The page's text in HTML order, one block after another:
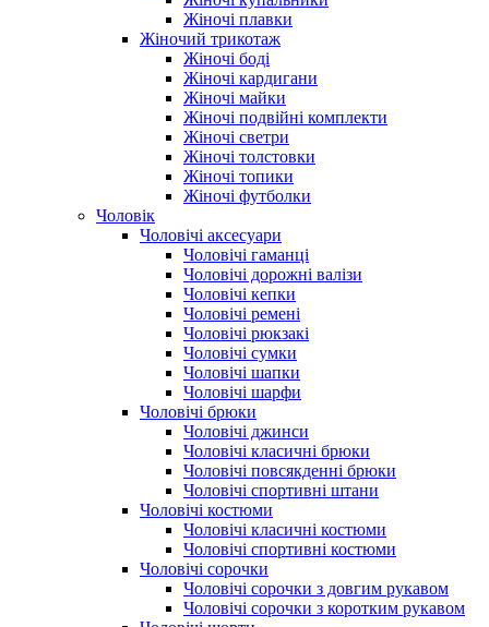
Жіночі плавки
Жіночий трикотаж
Жіночі боді
Жіночі кардигани
Жіночі майки
Жіночі подвійні комплекти
Жіночі светри
Жіночі толстовки
Жіночі топики
Жіночі футболки
Чоловік
Чоловічі аксесуари
Чоловічі гаманці
Чоловічі дорожні валізи
Чоловічі кепки
Чоловічі ремені
Чоловічі рюкзакі
Чоловічі сумки
Чоловічі шапки
Чоловічі шарфи
Чоловічі брюки
Чоловічі джинси
Чоловічі класичні брюки
Чоловічі повсякденні брюки
Чоловічі спортивні штани
Чоловічі костюми
Чоловічі класичні костюми
Чоловічі спортивні костюми
Чоловічі сорочки
Чоловічі сорочки з довгим рукавом
Чоловічі сорочки з коротким рукавом